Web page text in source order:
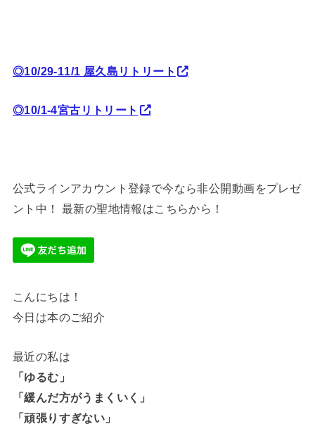
◎10/29-11/1 屋久島リトリート
◎10/1-4宮古リトリート
公式ラインアカウント登録で今なら非公開動画をプレゼ
ント中！ 最新の聖地情報はこちらから！
こんにちは！
今日は本のご紹介
最近の私は
「ゆるむ」
「緩んだ方がうまくいく」
「頑張りすぎない」